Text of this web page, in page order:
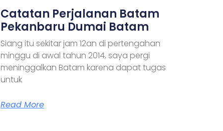
Catatan Perjalanan Batam
Pekanbaru Dumai Batam
Siang itu sekitar jam 12an di pertengahan
minggu di awal tahun 2014, saya pergi
meninggalkan Batam karena dapat tugas
untuk
Read More